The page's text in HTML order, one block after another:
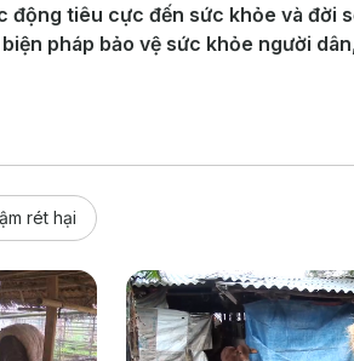
tiêu cực đến sức khỏe và đời
pháp bảo vệ sức khỏe người
rét hại